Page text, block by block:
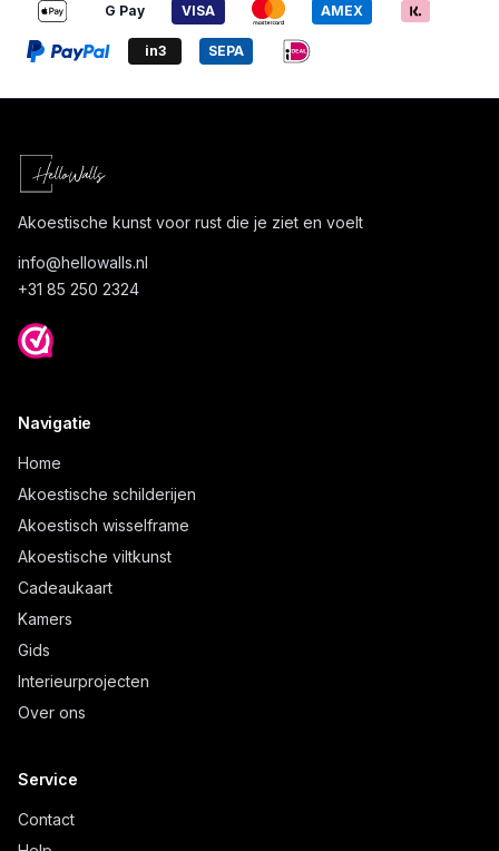
G Pay VISA AMEX
in3 SEPA
Akoestische kunst voor rust die je ziet en voelt
info@hellowalls.nl
+31 85 250 2324
Navigatie
Home
Akoestische schilderijen
Akoestisch wisselframe
Akoestische viltkunst
Cadeaukaart
Kamers
Gids
Interieurprojecten
Over ons
Service
Contact